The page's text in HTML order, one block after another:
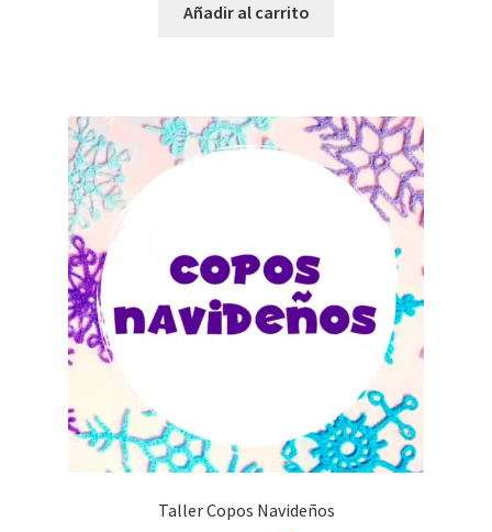
Añadir al carrito
Taller Copos Navideños